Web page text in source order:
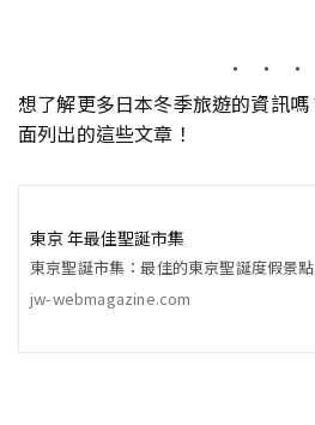
想了解更多日本冬季旅遊的資訊
面列出的這些文章！
東京 年最佳聖誕市集
東京聖誕市集：最佳的東京聖誕度假景點
jw-webmagazine.com